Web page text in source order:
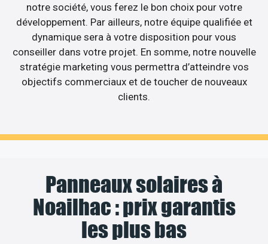
notre société, vous ferez le bon choix pour votre
développement. Par ailleurs, notre équipe qualifiée et
dynamique sera à votre disposition pour vous
conseiller dans votre projet. En somme, notre nouvelle
stratégie marketing vous permettra d’atteindre vos
objectifs commerciaux et de toucher de nouveaux
clients.
Panneaux solaires à
Noailhac : prix garantis
les plus bas